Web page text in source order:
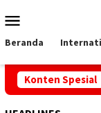
ke
Mobile
Beranda
Konten Spesial
Lahan di Dusun